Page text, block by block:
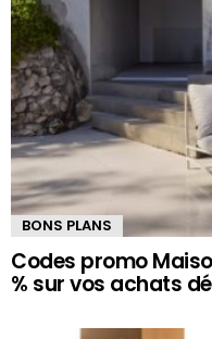
BONS PLANS
Codes promo
% sur vos achats